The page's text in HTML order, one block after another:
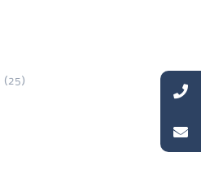
(25)